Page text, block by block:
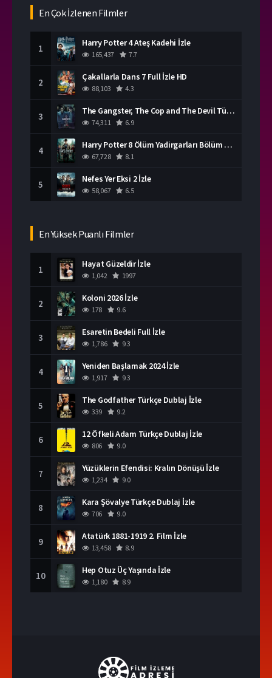
En Çok İzlenen Filmler
1 Harry Potter 4 Ateş Kadehi İzle
165,437 7.7
2 Çakallarla Dans 7 Full İzle HD
88,103 4.3
3 The Gangster, The Cop and The Devil Türkçe Dublaj İzle
74,311 6.9
4 Harry Potter 8 Ölüm Yadirgarları Bölüm 2 İzle
67,728 8.1
5 Nefes Yer Eksi 2 İzle
58,067 6.5
En Yüksek Puanlı Filmler
1 Hayat Güzeldir İzle
1,042 1997
2 Koloni 2026 İzle
178 9.6
3 Esaretin Bedeli Full İzle
1,786 9.3
4 Yeniden Başlamak 2024 İzle
1,917 9.3
5 The Godfather Türkçe Dublaj İzle
339 9.2
6 12 Öfkeli Adam Türkçe Dublaj İzle
806 9.0
7 Yüzüklerin Efendisi: Kralın Dönüşü İzle
1,234 9.0
8 Kara Şövalye Türkçe Dublaj İzle
706 9.0
9 Atatürk 1881-1919 2. Film İzle
13,458 8.9
10 Hep Otuz Üç Yaşında İzle
1,180 8.9